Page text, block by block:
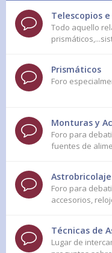
Telescopios
Todo aquello
Prismáticos
Foro
Monturas y
Foro para
fuentes de
Astrobricolaje
Foro para
accesorios,
Técnicas de
Lugar de